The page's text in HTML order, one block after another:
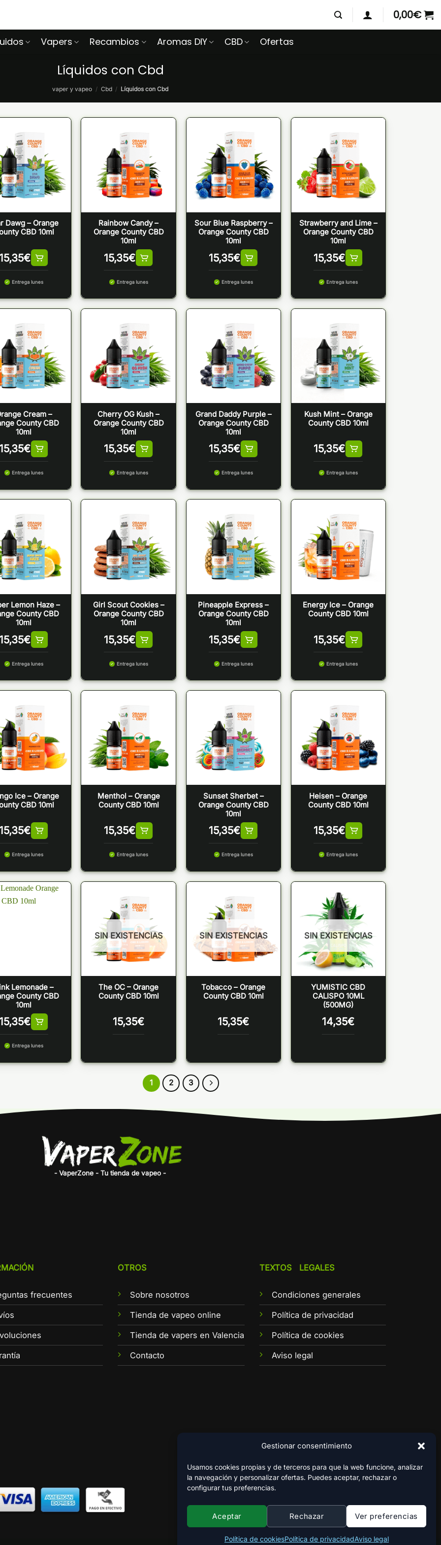
Gestionar consentimiento
Usamos cookies propias y de terceros para que la web funcione, analizar
la navegación y personalizar ofertas. Puedes aceptar, rechazar o
configurar tus preferencias.
Aceptar Rechazar Ver preferencias
Política de cookiesPolítica de privacidadAviso legal
0,00€
Vapers Recambios Aromas DIY CBD Ofertas
Líquidos con Cbd
vaper y vapeo / Cbd / Líquidos con Cbd
Dawg – Orange
CBD 10ml
€
Entrega lunes
Rainbow Candy –
Orange County CBD
10ml
15,35€
Entrega lunes
Sour Blue Raspberry –
Orange County CBD
10ml
15,35€
Entrega lunes
Strawberry and Lime –
Orange County CBD
10ml
15,35€
Entrega lunes
Cream –
County CBD
10ml
€
Entrega lunes
Cherry OG Kush –
Orange County CBD
10ml
15,35€
Entrega lunes
Grand Daddy Purple –
Orange County CBD
10ml
15,35€
Entrega lunes
Kush Mint – Orange
County CBD 10ml
15,35€
Entrega lunes
Lemon Haze –
County CBD
10ml
€
Entrega lunes
Girl Scout Cookies –
Orange County CBD
10ml
15,35€
Entrega lunes
Pineapple Express –
Orange County CBD
10ml
15,35€
Entrega lunes
Energy Ice – Orange
County CBD 10ml
15,35€
Entrega lunes
Ice – Orange
CBD 10ml
€
Entrega lunes
Menthol – Orange
County CBD 10ml
15,35€
Entrega lunes
Sunset Sherbet –
Orange County CBD
10ml
15,35€
Entrega lunes
Heisen – Orange
County CBD 10ml
15,35€
Entrega lunes
Lemonade –
County CBD
10ml
€
Entrega lunes
SIN EXISTENCIAS
The OC – Orange
County CBD 10ml
15,35€
SIN EXISTENCIAS
Tobacco – Orange
County CBD 10ml
15,35€
SIN EXISTENCIAS
YUMISTIC CBD
CALISPO 10ML
(500MG)
14,35€
1 2 3
- VaperZone - Tu tienda de vapeo -
frecuentes
OTROS
Sobre nosotros
Tienda de vapeo online
Tienda de vapers en Valencia
Contacto
TEXTOS LEGALES
Condiciones generales
Política de privacidad
Política de cookies
Aviso legal